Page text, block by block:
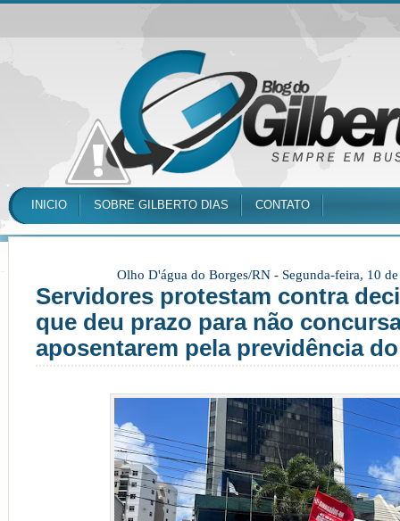
INICIO SOBRE GILBERTO DIAS CONTATO
Olho D'água do Borges/RN - Segunda-feira, 10
Servidores protestam contra
que deu prazo para não
aposentarem pela previdência